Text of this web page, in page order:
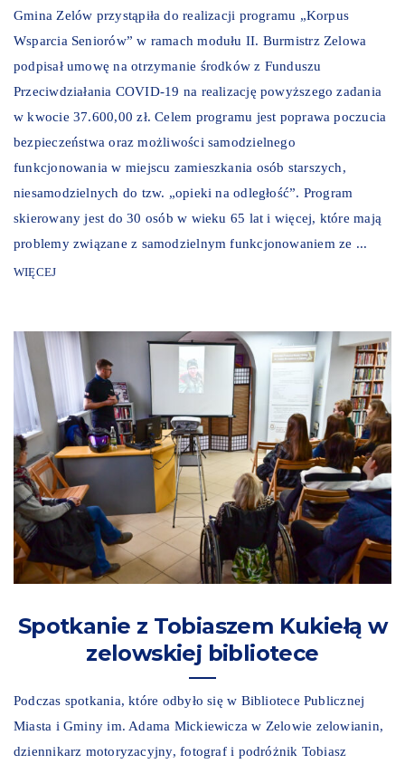
Gmina Zelów przystąpiła do realizacji programu „Korpus
Wsparcia Seniorów” w ramach modułu II. Burmistrz Zelowa
podpisał umowę na otrzymanie środków z Funduszu
Przeciwdziałania COVID-19 na realizację powyższego zadania
w kwocie 37.600,00 zł. Celem programu jest poprawa poczucia
bezpieczeństwa oraz możliwości samodzielnego
funkcjonowania w miejscu zamieszkania osób starszych,
niesamodzielnych do tzw. „opieki na odległość”. Program
skierowany jest do 30 osób w wieku 65 lat i więcej, które mają
problemy związane z samodzielnym funkcjonowaniem ze ...
WIĘCEJ
Spotkanie z Tobiaszem Kukiełą w
zelowskiej bibliotece
Podczas spotkania, które odbyło się w Bibliotece Publicznej
Miasta i Gminy im. Adama Mickiewicza w Zelowie zelowianin,
dziennikarz motoryzacyjny, fotograf i podróżnik Tobiasz